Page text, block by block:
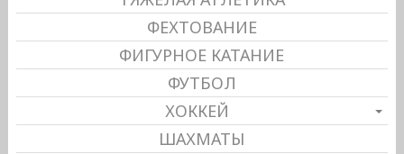
ФЕХТОВАНИЕ
ФИГУРНОЕ КАТАНИЕ
ФУТБОЛ
ХОККЕЙ
ШАХМАТЫ